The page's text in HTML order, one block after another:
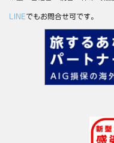
LINEでもお問合せ可です。